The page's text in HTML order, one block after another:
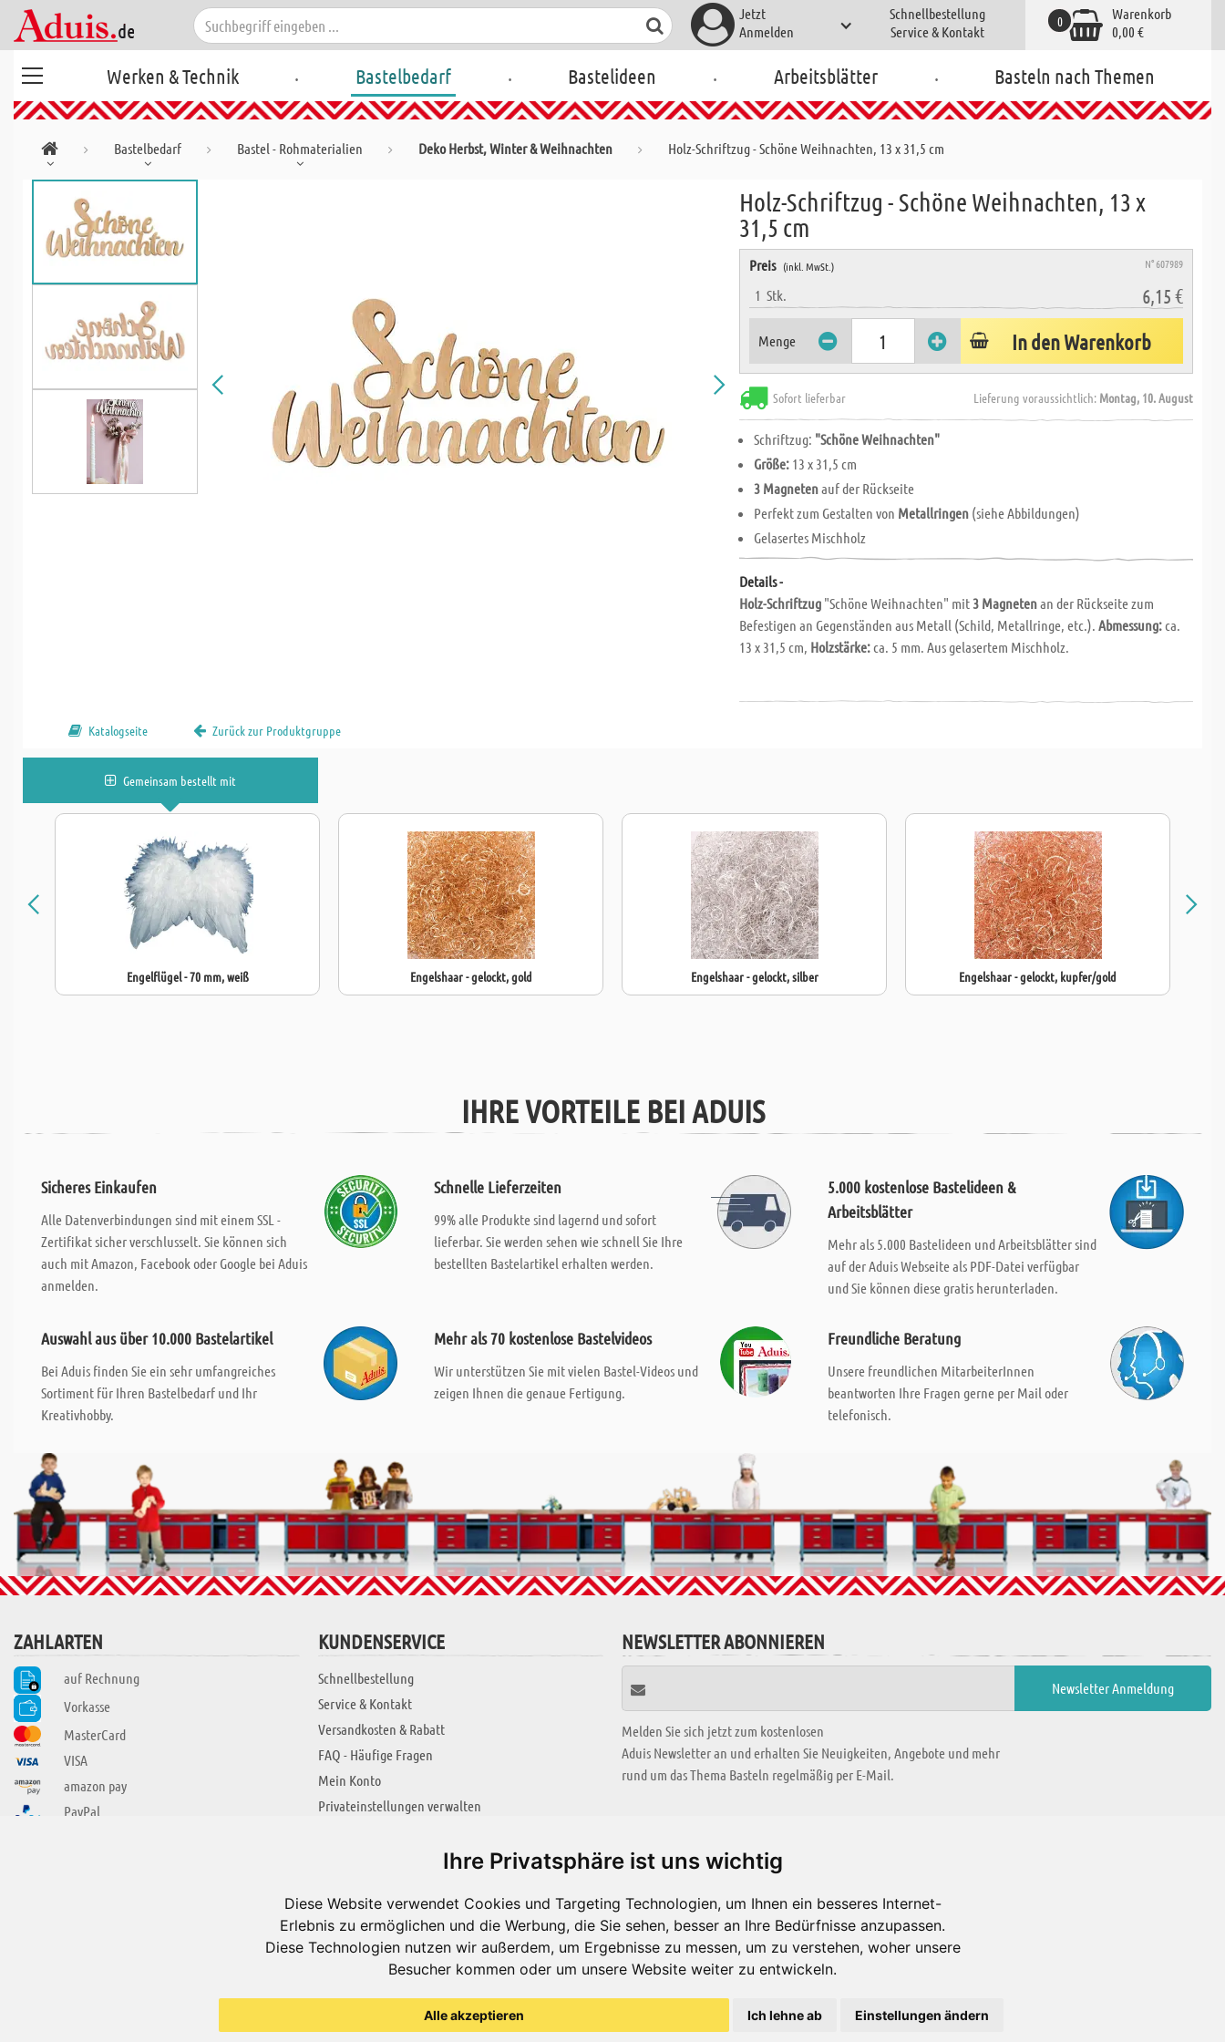
Ihre Privatsphäre ist uns wichtig
Diese Website verwendet Cookies und Targeting Technologien, um Ihnen ein besseres Internet-
Erlebnis zu ermöglichen und die Werbung, die Sie sehen, besser an Ihre Bedürfnisse anzupassen.
Diese Technologien nutzen wir außerdem, um Ergebnisse zu messen, um zu verstehen, woher unsere
Besucher kommen oder um unsere Website weiter zu entwickeln.
Alle akzeptieren Ich lehne ab Einstellungen ändern
Jetzt
Anmelden
Schnellbestellung
Service & Kontakt
Warenkorb
0,00 €
0
Werken & Technik . Bastelbedarf . Bastelideen . Arbeitsblätter . Basteln nach Themen
Bastelbedarf Bastel - Rohmaterialien Deko Herbst, Winter & Weihnachten Holz-Schriftzug - Schöne Weihnachten, 13 x 31,5 cm
Holz-Schriftzug - Schöne Weihnachten, 13 x
31,5 cm
Preis (inkl. MwSt.) N° 607989
1Stk. 6,15 €
Menge In den Warenkorb
Sofort lieferbar Lieferung voraussichtlich: Montag, 10. August
Schriftzug: "Schöne Weihnachten"
Größe: 13 x 31,5 cm
3 Magnetenauf der Rückseite
Perfekt zum Gestalten von Metallringen (siehe Abbildungen)
Gelasertes Mischholz
Details -
Holz-Schriftzug "Schöne Weihnachten" mit 3 Magnetenan der Rückseite zum
Befestigen an Gegenständen aus Metall (Schild, Metallringe, etc.).Abmessung:ca.
13 x 31,5 cm, Holzstärke:ca. 5 mm. Aus gelasertem Mischholz.
Katalogseite Zurück zur Produktgruppe
Gemeinsam bestellt mit
Engelflügel - 70 mm, weiß Engelshaar - gelockt, gold Engelshaar - gelockt, silber Engelshaar - gelockt, kupfer/gold
IHRE VORTEILE BEI ADUIS
Sicheres Einkaufen
Alle Datenverbindungen sind mit einem SSL -
Zertifikat sicher verschlusselt. Sie können sich
auch mit Amazon, Facebook oder Google bei Aduis
anmelden.
Schnelle Lieferzeiten
99% alle Produkte sind lagernd und sofort
lieferbar. Sie werden sehen wie schnell Sie Ihre
bestellten Bastelartikel erhalten werden.
5.000 kostenlose Bastelideen &
Arbeitsblätter
Mehr als 5.000 Bastelideen und Arbeitsblätter sind
auf der Aduis Webseite als PDF-Datei verfügbar
und Sie können diese gratis herunterladen.
Auswahl aus über 10.000 Bastelartikel
Bei Aduis finden Sie ein sehr umfangreiches
Sortiment für Ihren Bastelbedarf und Ihr
Kreativhobby.
Mehr als 70 kostenlose Bastelvideos
Wir unterstützen Sie mit vielen Bastel-Videos und
zeigen Ihnen die genaue Fertigung.
Freundliche Beratung
Unsere freundlichen MitarbeiterInnen
beantworten Ihre Fragen gerne per Mail oder
telefonisch.
ZAHLARTEN
auf Rechnung
Vorkasse
MasterCard
VISA
amazon pay
PayPal
KUNDENSERVICE
Schnellbestellung
Service & Kontakt
Versandkosten & Rabatt
FAQ - Häufige Fragen
Mein Konto
Privateinstellungen verwalten
NEWSLETTER ABONNIEREN
Melden Sie sich jetzt zum kostenlosen
Aduis Newsletter an und erhalten Sie Neuigkeiten, Angebote und mehr
rund um das Thema Basteln regelmäßig per E-Mail.
Jobs
Impressum
Datenschutzerklärung
KREATIV ZONE
Alle Videos
Bastelideen
Arbeitsblätter
Es gibt uns auch in